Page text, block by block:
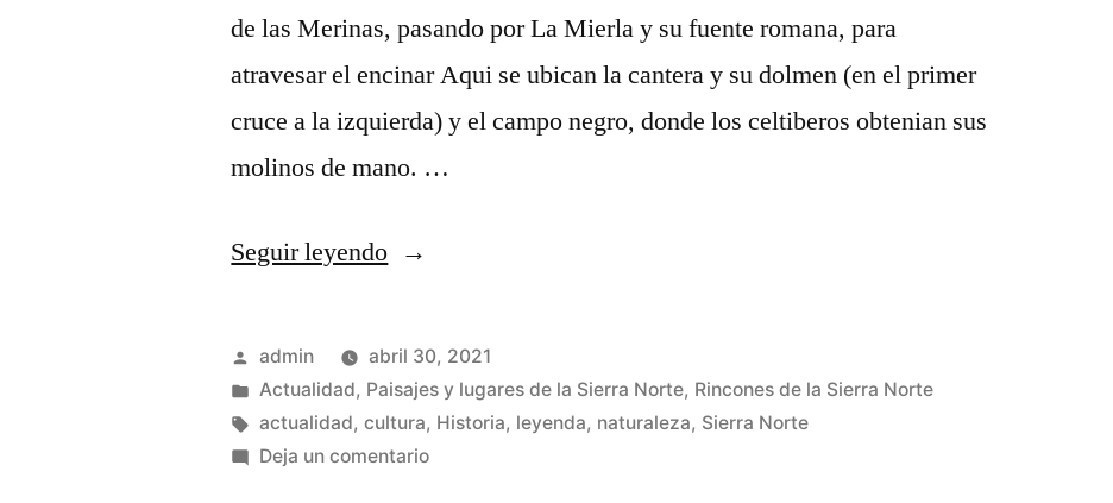
de las Merinas, pasando por La Mierla y su fuente romana, para
atravesar el encinar Aqui se ubican la cantera y su dolmen (en el primer
cruce a la izquierda) y el campo negro, donde los celtiberos obtenian sus
molinos de mano. …
Seguir leyendo«Un
mítico»
Publicado
por
admin
abril 30, 2021
Publicado
en
Actualidad, Paisajes y lugares de la Sierra Norte, Rincones de la Sierra Norte
Etiquetas:
actualidad,cultura, Historia, leyenda, naturaleza, Sierra Norte
Deja un comentarioen